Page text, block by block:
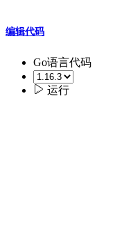
编辑代码
Go语言代码
 运行